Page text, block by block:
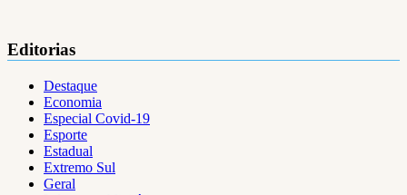
Editorias
Destaque
Economia
Especial Covid-19
Esporte
Estadual
Extremo Sul
Geral